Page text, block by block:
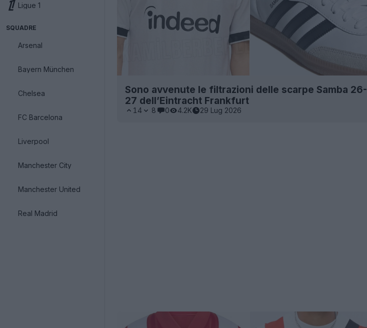
Ligue 1
SQUADRE
Arsenal
Bayern München
Chelsea
FC Barcelona
Liverpool
Manchester City
Manchester United
Real Madrid
Sono avvenute le filtrazioni delle scarpe Samba 26-
27 dell’Eintracht Frankfurt
14 8 0 4.2K 29 Lug 2026